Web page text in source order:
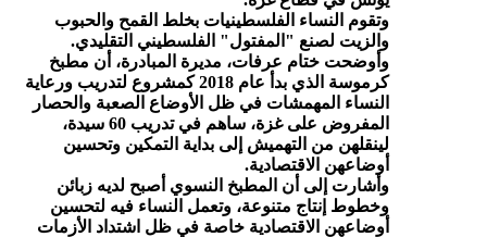
وتقوم النساء الفلسطينيات بخلط القمح والحبوب
والزيت لصنع "المفتول" الفلسطيني التقليدي.
وأوضحت ختام عرفات، مديرة المبادرة، أن مطبخ
كرموسة الذي بدأ عام 2018 كمشروع لتدريب ورعاية
النساء المهمشات في ظل الأوضاع الصعبة والحصار
المفروض على غزة، ساهم في تدريب 60 سيدة،
لينقلهن من التهميش إلى بداية التمكين وتحسين
أوضاعهن الاقتصادية.
وأشارت إلى أن المطبخ النسوي أصبح لديه زبائن
وخطوط إنتاج متنوعة، وتعمل النساء فيه لتحسين
أوضاعهن الاقتصادية خاصة في ظل اشتداد الأزمات